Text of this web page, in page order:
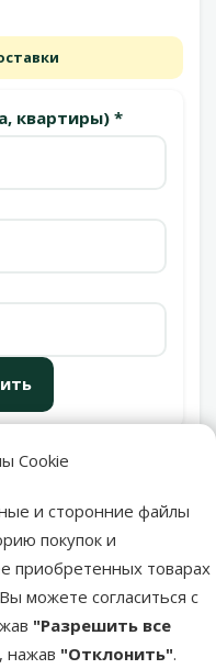
Cookie
и сторонние файлы
покупок и
приобретенных товарах
можете согласиться с
"Разрешить все
нажав "Отклонить".
квартиры) *
недоступен
недоступен